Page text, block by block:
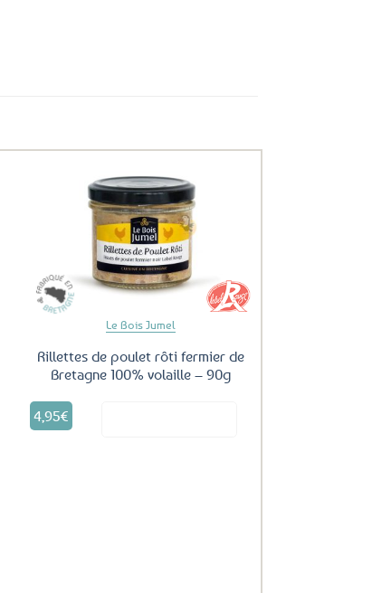
Le Bois Jumel
Rillettes de poulet rôti fermier de
Bretagne 100% volaille – 90g
4,95€